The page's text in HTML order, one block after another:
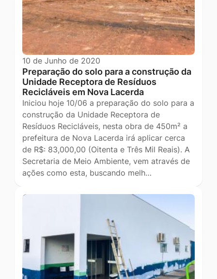
10 de Junho de 2020
Preparação do solo para a construção da
Unidade Receptora de Resíduos
Recicláveis em Nova Lacerda
Iniciou hoje 10/06 a preparação do solo para a
construção da Unidade Receptora de
Resíduos Recicláveis, nesta obra de 450m² a
prefeitura de Nova Lacerda irá aplicar cerca
de R$: 83,000,00 (Oitenta e Três Mil Reais). A
Secretaria de Meio Ambiente, vem através de
ações como esta, buscando melh…